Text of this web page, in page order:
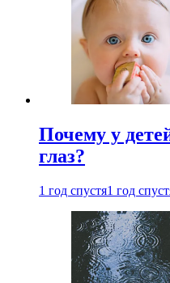
Почему у
глаз?
1 год спустя1 год